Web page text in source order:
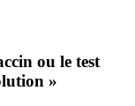
ou le test
»